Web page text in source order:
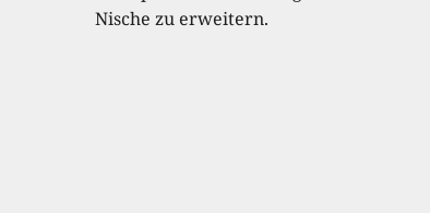
Nische zu erweitern.